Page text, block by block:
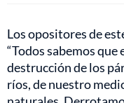
Los opositores de
“Todos sabemos que
destrucción de los
ríos, de nuestro